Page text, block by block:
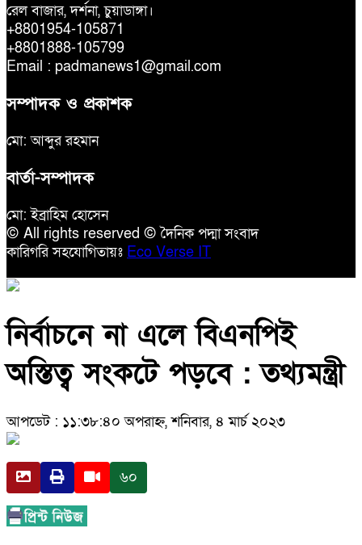
রেল বাজার, দর্শনা, চুয়াডাঙ্গা।
+8801954-105871
+8801888-105799
Email : padmanews1@gmail.com
সম্পাদক ও প্রকাশক
মো: আব্দুর রহমান
বার্তা-সম্পাদক
মো: ইব্রাহিম হোসেন
© All rights reserved © দৈনিক পদ্মা সংবাদ
কারিগরি সহযোগিতায়ঃ Eco Verse IT
নির্বাচনে না এলে বিএনপিই
অস্তিত্ব সংকটে পড়বে : তথ্যমন্ত্রী
আপডেট : ১১:৩৮:৪০ অপরাহ্ন, শনিবার, ৪ মার্চ ২০২৩
৬০